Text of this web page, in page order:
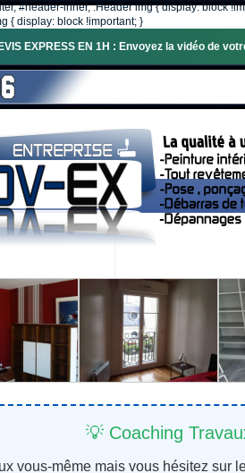
#header-inner, .Header img { display: block
{ display: block !important; }
EXPRESS EN 1H : Envoyez la vidéo de
💡 Coaching
vous-même mais vous hésitez sur